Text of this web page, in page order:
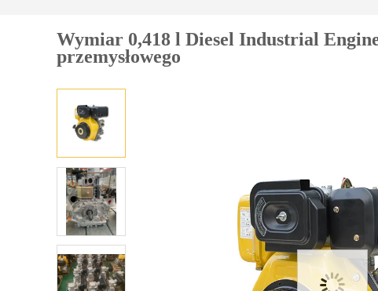
Wymiar 0,418 l Diesel Industrial
przemysłowego